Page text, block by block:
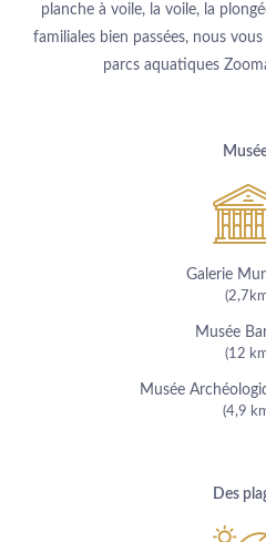
planche à voile, la voile, la
familiales bien passées, nous
parcs aquatiques
Galerie
Musée
(12
Musée
(4,9
Des